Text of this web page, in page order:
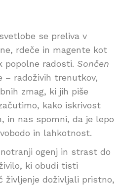
se preliva v
rdeče in magente kot
popolne radosti. Sončen
– radoživih trenutkov,
zmag, ki jih piše
kako iskrivost
in nas spomni, da je lepo
in lahkotnost.
ogenj in strast do
ki obudi tisti
življenje doživljali pristno,